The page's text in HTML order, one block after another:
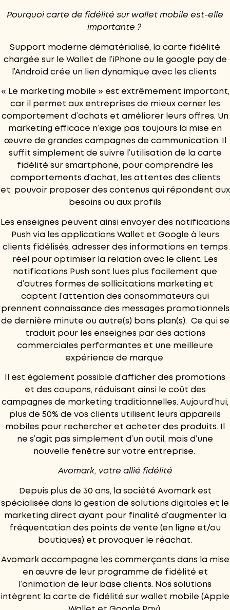
Pourquoi carte de fidélité sur wallet mobile est-elle
importante ?
Support moderne dématérialisé, la carte fidélité
chargée sur le Wallet de l’iPhone ou le google pay de
l’Android crée un lien dynamique avec les clients
« Le marketing mobile » est extrêmement important,
car il permet aux entreprises de mieux cerner les
comportement d’achats et améliorer leurs offres. Un
marketing efficace n’exige pas toujours la mise en
œuvre de grandes campagnes de communication. Il
suffit simplement de suivre l’utilisation de la carte
fidélité sur smartphone, pour comprendre les
comportements d’achat, les attentes des clients
et pouvoir proposer des contenus qui répondent aux
besoins ou aux profils
Les enseignes peuvent ainsi envoyer des notifications
Push via les applications Wallet et Google à leurs
clients fidélisés, adresser des informations en temps
réel pour optimiser la relation avec le client. Les
notifications Push sont lues plus facilement que
d’autres formes de sollicitations marketing et
captent l’attention des consommateurs qui
prennent connaissance des messages promotionnels
de dernière minute ou autre(s) bons plan(s). Ce qui se
traduit pour les enseignes par des actions
commerciales performantes et une meilleure
expérience de marque
Il est également possible d’afficher des promotions
et des coupons, réduisant ainsi le coût des
campagnes de marketing traditionnelles. Aujourd’hui,
plus de 50% de vos clients utilisent leurs appareils
mobiles pour rechercher et acheter des produits. Il
ne s’agit pas simplement d’un outil, mais d’une
nouvelle fenêtre sur votre entreprise.
Avomark, votre allié fidélité
Depuis plus de 30 ans, la société Avomarkest
spécialisée dans la gestion de solutions digitales et le
marketing direct ayant pour finalité d’augmenter la
fréquentation des points de vente (en ligne et/ou
boutiques) et provoquer le réachat.
Avomark accompagne les commerçants dans la mise
en œuvre de leur programme de fidélité et
l’animation de leur base clients. Nos solutions
intègrent la carte de fidélité sur wallet mobile (Apple